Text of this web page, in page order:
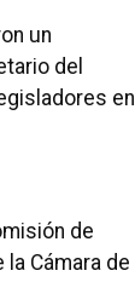
un
del
en
de
Cámara de